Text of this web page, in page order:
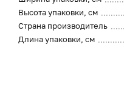
Высота упаковки, см
Страна производитель
Длина упаковки, см